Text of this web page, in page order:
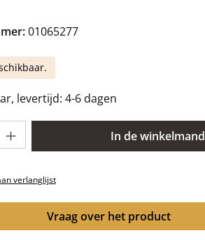
01065277
levertijd: 4-6 dagen
In de winkelmand
verlanglijst
Vraag over het product